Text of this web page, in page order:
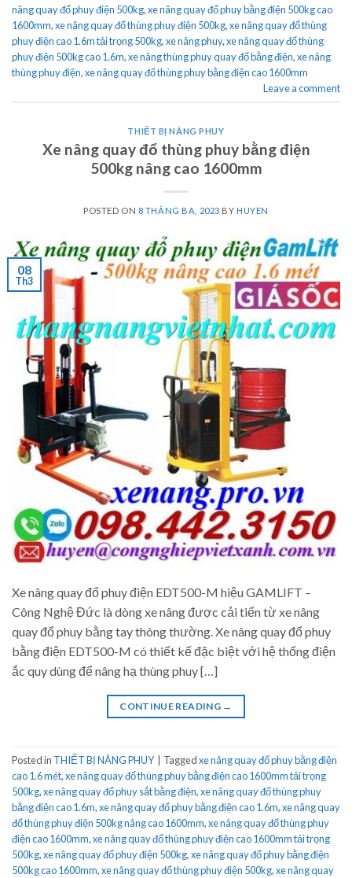
nâng quay đổ phuy điện 500kg,xe nâng quay đổ phuy bằng điện 500kg cao
1600mm,xe nâng quay đổ thùng phuy điện 500kg,xe nâng quay đổ thùng
phuy điện cao 1.6m tải trọng 500kg,xe nâng phuy,xe nâng quay đổ thùng
phuy điện 500kg cao 1.6m,xe nâng thùng phuy quay đổ bằng điện,xe nâng
thùng phuy điện,xe nâng quay đổ thùng phuy bằng điện cao 1600mm
Leave a comment
THIẾT BỊ NÂNG PHUY
Xe nâng quay đổ thùng phuy bằng điện
500kg nâng cao 1600mm
POSTED ON 8 THÁNG BA, 2023 BY HUYEN
08
Th3
Xe nâng quay đổ phuy điện EDT500-M hiệu GAMLIFT –
Công Nghệ Đức là dòng xe nâng được cải tiến từ xe nâng
quay đổ phuy bằng tay thông thường. Xe nâng quay đổ phuy
bằng điện EDT500-M có thiết kế đặc biệt với hệ thống điện
ắc quy dùng để nâng hạ thùng phuy […]
CONTINUE READING →
Posted in THIẾT BỊ NÂNG PHUY Taggedxe nâng quay đổ phuy bằng điện
cao 1.6 mét,xe nâng quay đổ thùng phuy bằng điện cao 1600mm tải trọng
500kg,xe nâng quay đổ phuy sắt bằng điện,xe nâng quay đổ thùng phuy
bằng điện cao 1.6m,xe nâng quay đổ phuy bằng điện cao 1.6m,xe nâng quay
đổ thùng phuy điện 500kg nâng cao 1600mm,xe nâng quay đổ thùng phuy
điện cao 1600mm,xe nâng quay đổ thùng phuy điện cao 1600mm tải trọng
500kg,xe nâng quay đổ phuy điện 500kg,xe nâng quay đổ phuy bằng điện
500kg cao 1600mm,xe nâng quay đổ thùng phuy điện 500kg,xe nâng quay